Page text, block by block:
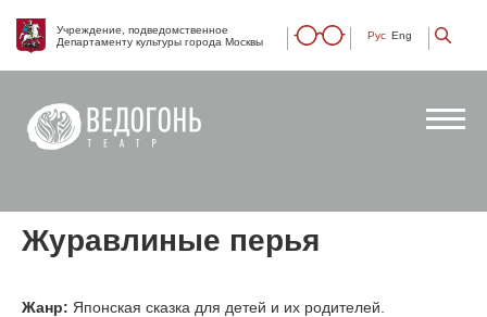
Учреждение, подведомственное
Департаменту культуры города Москвы
Рус Eng
Журавлиные перья
Жанр: Японская сказка для детей и их родителей.